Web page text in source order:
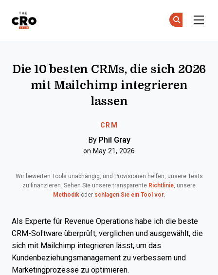
CRM
Die 10 besten CRMs, die sich 2026
mit Mailchimp integrieren
lassen
By Phil Gray
on May 21, 2026
Wir bewerten Tools unabhängig, und Provisionen helfen, unsere Tests
zu finanzieren. Sehen Sie unsere transparente Richtlinie, unsere
Methodikoder schlagen Sie ein Tool vor.
Als Experte für Revenue Operations habe ich die beste
CRM-Software überprüft, verglichen und ausgewählt, die
sich mit Mailchimp integrieren lässt, um das
Kundenbeziehungsmanagement zu verbessern und
Marketingprozesse zu optimieren.